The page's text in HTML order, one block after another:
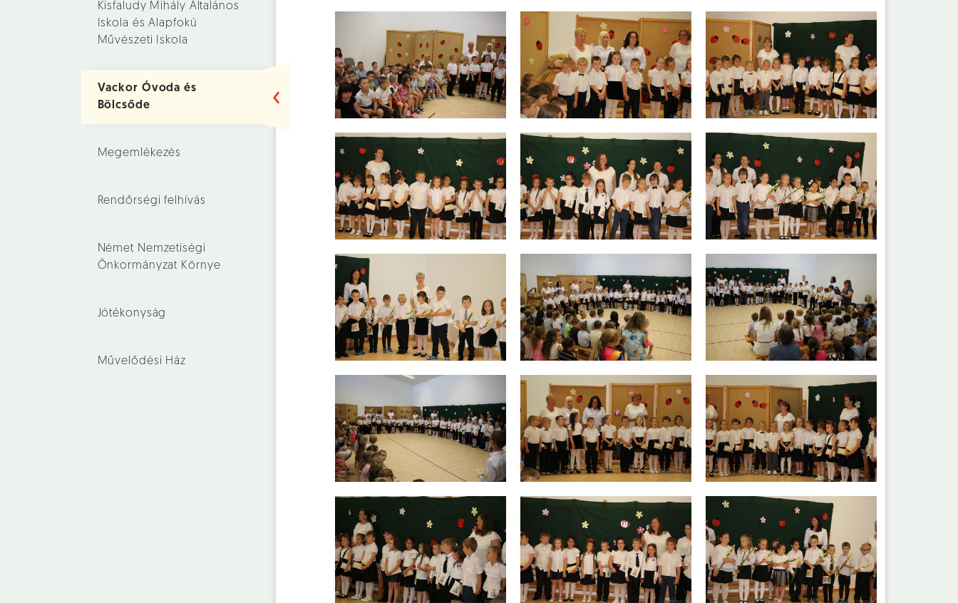
Kisfaludy Mihály Általános
Iskola és Alapfokú
Művészeti Iskola
Vackor Óvoda és
Bölcsőde
Megemlékezés
Rendőrségi felhívás
Német Nemzetiségi
Önkormányzat Környe
Jótékonyság
Művelődési Ház